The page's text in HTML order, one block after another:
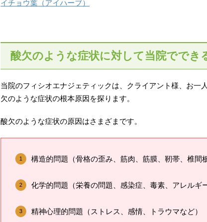
イチョウ葉（アイハーブ）
酸欠のような症状に対して当院ででき
当院のフィシオエナジェティックは、クライアント様、お一
欠のような症状の根本原因を探ります。
酸欠のような症状の原因はさまざまです。
構造的問題（骨格の歪み、筋肉、筋膜、靭帯、椎間
化学的問題（栄養の問題、感染症、毒素、アレルギ
精神心理的問題（ストレス、感情、トラウマなど）